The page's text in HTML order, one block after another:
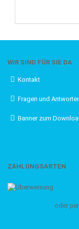
WIR SIND FÜR SIE DA
Kontakt
Fragen und
Banner zum
ZAHLUNGSARTEN
oder